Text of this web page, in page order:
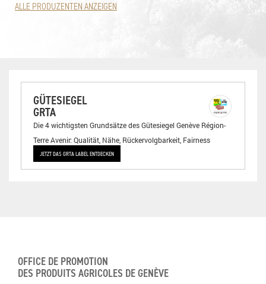
ALLE PRODUZENTEN ANZEIGEN
GÜTESIEGEL
GRTA
Die 4 wichtigsten Grundsätze des Gütesiegel Genève Région-
Terre Avenir: Qualität, Nähe, Rückervolgbarkeit, Fairness
JETZT DAS GRTA LABEL ENTDECKEN
OFFICE DE PROMOTION
DES PRODUITS AGRICOLES DE GENÈVE